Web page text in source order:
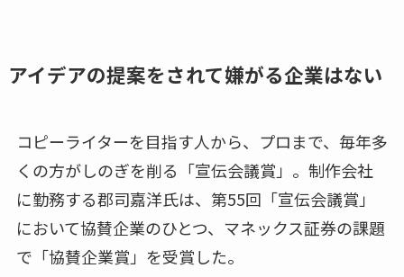
アイデアの提案をされて嫌がる企業はない
コピーライターを目指す人から、プロまで、毎年多
くの方がしのぎを削る「宣伝会議賞」。制作会社
に勤務する郡司嘉洋氏は、第55回「宣伝会議賞」
において協賛企業のひとつ、マネックス証券の課題
で「協賛企業賞」を受賞した。